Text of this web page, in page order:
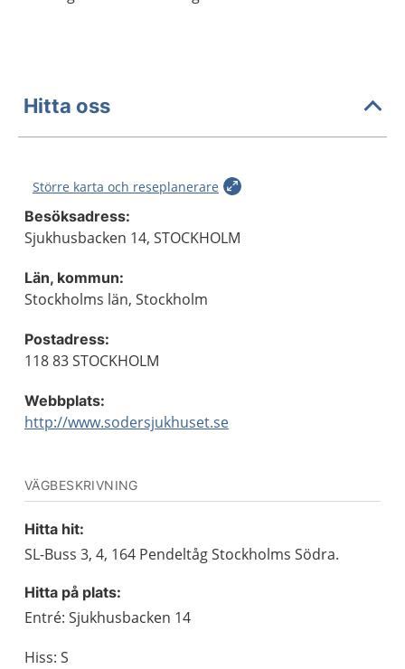
Hitta oss
Större karta och reseplanerare
Besöksadress:
Sjukhusbacken 14, STOCKHOLM
Län, kommun:
Stockholms län, Stockholm
Postadress:
118 83 STOCKHOLM
Webbplats:
http://www.sodersjukhuset.se
VÄGBESKRIVNING
Hitta hit:
SL-Buss 3, 4, 164 Pendeltåg Stockholms Södra.
Hitta på plats:
Entré: Sjukhusbacken 14
Hiss: S